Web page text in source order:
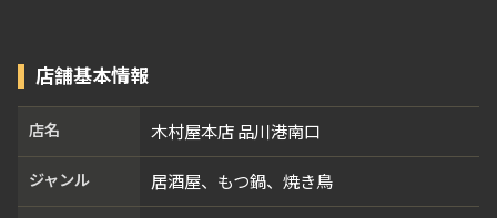
店舗基本情報
店名 木村屋本店 品川港南口
ジャンル 居酒屋、もつ鍋、焼き鳥